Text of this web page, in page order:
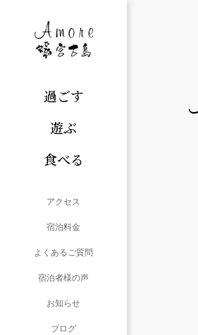
過ごす
遊ぶ
食べる
アクセス
宿泊料金
よくあるご質問
宿泊者様の声
お知らせ
ブログ